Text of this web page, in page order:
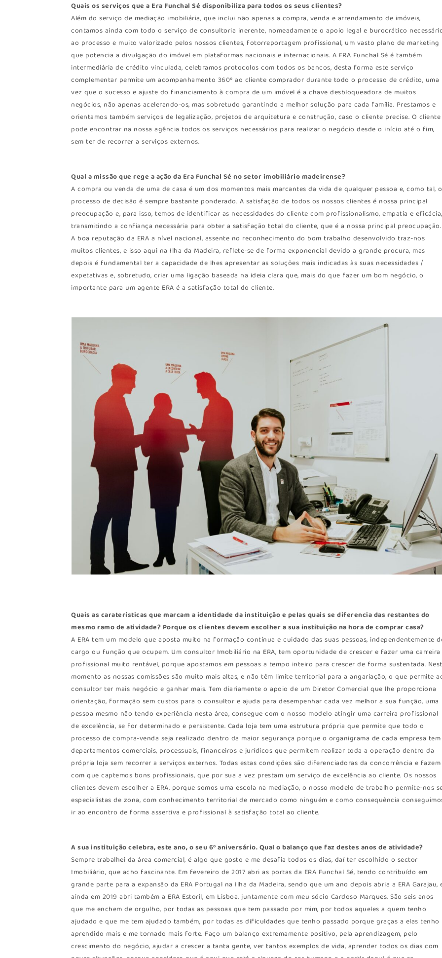
Quais os serviços que a Era Funchal Sé disponibiliza para todos os seus clientes?
Além do serviço de mediação imobiliária, que inclui não apenas a compra, venda e arrendamento de imóveis,
contamos ainda com todo o serviço de consultoria inerente, nomeadamente o apoio legal e burocrático
ao processo e muito valorizado pelos nossos clientes, fotorreportagem profissional, um vasto plano de marketing
que potencia a divulgação do imóvel em plataformas nacionais e internacionais. A ERA Funchal Sé é também
intermediária de crédito vinculada, celebramos protocolos com todos os bancos, desta forma este serviço
complementar permite um acompanhamento 360º ao cliente comprador durante todo o processo de crédito, uma
vez que o sucesso e ajuste do financiamento à compra de um imóvel é a chave desbloqueadora de muitos
negócios, não apenas acelerando-os, mas sobretudo garantindo a melhor solução para cada família. Prestamos e
orientamos também serviços de legalização, projetos de arquitetura e construção, caso o cliente precise. O cliente
pode encontrar na nossa agência todos os serviços necessários para realizar o negócio desde o início até o fim,
sem ter de recorrer a serviços externos.
Qual a missão que rege a ação da Era Funchal Sé no setor imobiliário madeirense?
A compra ou venda de uma de casa é um dos momentos mais marcantes da vida de qualquer pessoa e, como tal, o
processo de decisão é sempre bastante ponderado. A satisfação de todos os nossos clientes é nossa principal
preocupação e, para isso, temos de identificar as necessidades do cliente com profissionalismo, empatia e eficácia,
transmitindo a confiança necessária para obter a satisfação total do cliente, que é a nossa principal preocupação.
A boa reputação da ERA a nível nacional, assente no reconhecimento do bom trabalho desenvolvido traz-nos
muitos clientes, e isso aqui na Ilha da Madeira, reflete-se de forma exponencial devido a grande procura, mas
depois é fundamental ter a capacidade de lhes apresentar as soluções mais indicadas às suas necessidades /
expetativas e, sobretudo, criar uma ligação baseada na ideia clara que, mais do que fazer um bom negócio, o
importante para um agente ERA é a satisfação total do cliente.
Quais as caraterísticas que marcam a identidade da instituição e pelas quais se diferencia das restantes do
mesmo ramo de atividade? Porque os clientes devem escolher a sua instituição na hora de comprar casa?
A ERA tem um modelo que aposta muito na formação contínua e cuidado das suas pessoas, independentemente
cargo ou função que ocupem. Um consultor Imobiliário na ERA, tem oportunidade de crescer e fazer uma carreira
profissional muito rentável, porque apostamos em pessoas a tempo inteiro para crescer de forma sustentada.
momento as nossas comissões são muito mais altas, e não têm limite territorial para a angariação, o que permite
consultor ter mais negócio e ganhar mais. Tem diariamente o apoio de um Diretor Comercial que lhe proporciona
orientação, formação sem custos para o consultor e ajuda para desempenhar cada vez melhor a sua função, uma
pessoa mesmo não tendo experiência nesta área, consegue com o nosso modelo atingir uma carreira profissional
de excelência, se for determinado e persistente. Cada loja tem uma estrutura própria que permite que todo o
processo de compra-venda seja realizado dentro da maior segurança porque o organigrama de cada empresa tem
departamentos comerciais, processuais, financeiros e jurídicos que permitem realizar toda a operação dentro da
própria loja sem recorrer a serviços externos. Todas estas condições são diferenciadoras da concorrência e fazem
com que captemos bons profissionais, que por sua a vez prestam um serviço de excelência ao cliente. Os nossos
clientes devem escolher a ERA, porque somos uma escola na mediação, o nosso modelo de trabalho permite-nos
especialistas de zona, com conhecimento territorial de mercado como ninguém e como consequência
ir ao encontro de forma assertiva e profissional à satisfação total ao cliente.
A sua instituição celebra, este ano, o seu 6º aniversário. Qual o balanço que faz destes anos de atividade?
Sempre trabalhei da área comercial, é algo que gosto e me desafia todos os dias, daí ter escolhido o sector
Imobiliário, que acho fascinante. Em fevereiro de 2017 abri as portas da ERA Funchal Sé, tendo contribuído em
grande parte para a expansão da ERA Portugal na Ilha da Madeira, sendo que um ano depois abria a ERA Garajau,
ainda em 2019 abri também a ERA Estoril, em Lisboa, juntamente com meu sócio Cardoso Marques. São seis anos
que me enchem de orgulho, por todas as pessoas que tem passado por mim, por todos aqueles a quem tenho
ajudado e que me tem ajudado também, por todas as dificuldades que tenho passado porque graças a elas tenho
aprendido mais e me tornado mais forte. Faço um balanço extremamente positivo, pela aprendizagem, pelo
crescimento do negócio, ajudar a crescer a tanta gente, ver tantos exemplos de vida, aprender todos os dias com